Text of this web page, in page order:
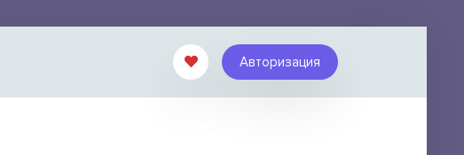
Авторизация